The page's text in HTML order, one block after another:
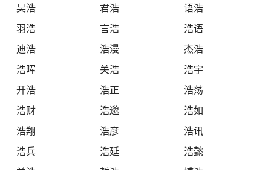
昊浩
君浩
语浩
羽浩
言浩
浩语
迪浩
浩漫
杰浩
浩晖
关浩
浩宇
开浩
浩正
浩荡
浩财
浩邈
浩如
浩翔
浩彦
浩讯
浩兵
浩延
浩懿